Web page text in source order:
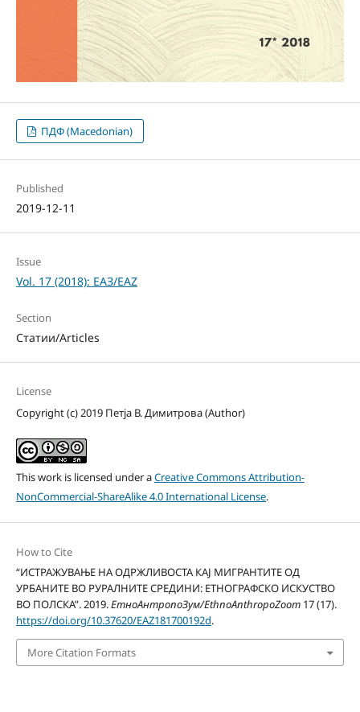
ПДФ (Macedonian)
Published
2019-12-11
Issue
Vol. 17 (2018): ЕАЗ/EAZ
Section
Статии/Articles
License
Copyright (c) 2019 Петја В. Димитрова (Author)
This work is licensed under aCreative Commons Attribution-
NonCommercial-ShareAlike 4.0 International License.
How to Cite
“ИСТРАЖУВАЊЕ НА ОДРЖЛИВОСТА КАЈ МИГРАНТИТЕ ОД
УРБАНИТЕ ВО РУРАЛНИТЕ СРЕДИНИ: ЕТНОГРАФСКО ИСКУСТВО
ВО ПОЛСКА”. 2019.ЕтноАнтропоЗум/EthnoAnthropoZoom17 (17).
https://doi.org/10.37620/EAZ181700192d.
More Citation Formats